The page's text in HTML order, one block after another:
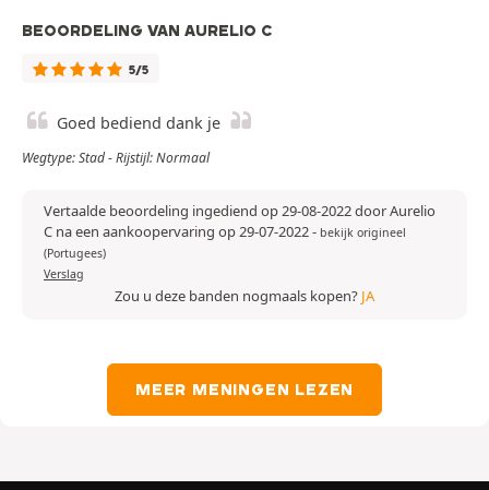
BEOORDELING VAN AURELIO C
5/5
Goed bediend dank je
Wegtype: Stad - Rijstijl: Normaal
Vertaalde beoordeling ingediend op 29-08-2022 door Aurelio
C na een aankoopervaring op 29-07-2022- bekijk origineel
(Portugees)
Verslag
Zou u deze banden nogmaals kopen? JA
MEER MENINGEN LEZEN